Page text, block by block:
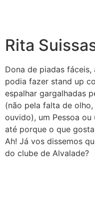
Rita
Dona de piadas
podia fazer stand up
espalhar gargalhadas
(não pela falta de
ouvido), um Pessoa ou
até porque o que
Ah! Já vos dissemos
do clube de Alvalade?